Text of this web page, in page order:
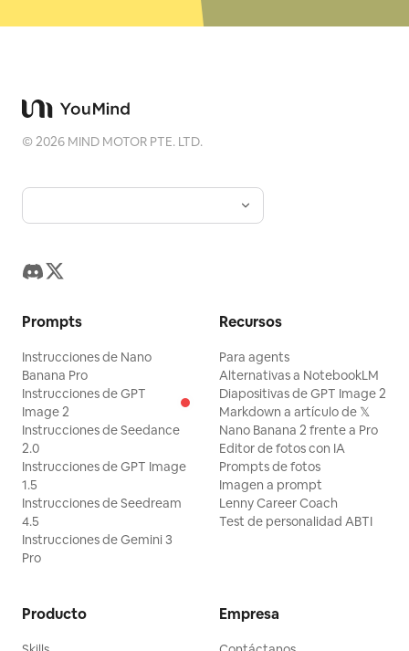
©2026 MIND MOTOR PTE. LTD.
Prompts
Instrucciones de Nano
Banana Pro
Instrucciones de GPT
Image 2
Instrucciones de Seedance
2.0
Instrucciones de GPT Image
1.5
Instrucciones de Seedream
4.5
Instrucciones de Gemini 3
Pro
Recursos
Para agents
Alternativas a NotebookLM
Diapositivas de GPT Image 2
Markdown a artículo de 𝕏
Nano Banana 2 frente a Pro
Editor de fotos con IA
Prompts de fotos
Imagen a prompt
Lenny Career Coach
Test de personalidad ABTI
Producto Empresa